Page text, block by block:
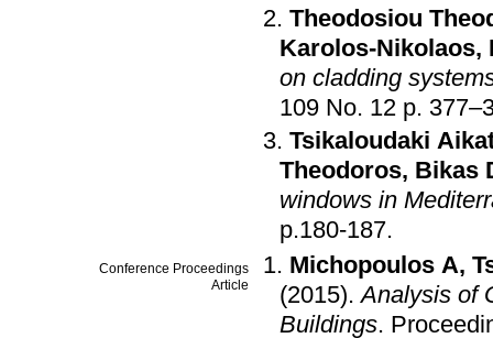
Theodosiou
Karolos-Nikolaos,
on cladding
109 No. 12 p.
Tsikaloudaki
Theodoros, Bikas
windows in
p.180-187.
Conference Proceedings
Article
Michopoulos A,
(2015).Analysis of
Buildings.